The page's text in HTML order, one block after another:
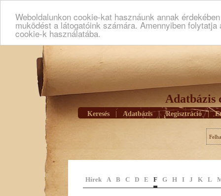
Weboldalunkon cookie-kat hasznáunk annak
muködést a látogatóink számára. Amennyiben
cookie-k használatába.
Adatbázis
Keresés Adatbázis | Regisztráció |
Hírek A B C D E F G H I J K L